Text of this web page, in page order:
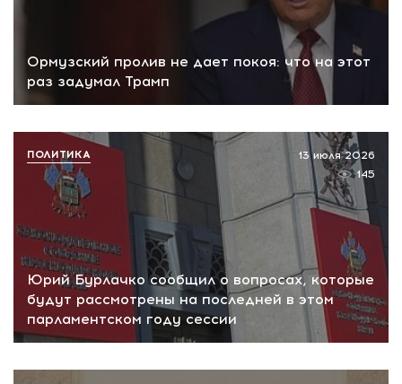
Ормузский пролив не дает покоя: что на этот
раз задумал Трамп
Юрий Бурлачко сообщил о вопросах, которые
будут рассмотрены на последней в этом
парламентском году сессии
13 июля 2026
145
ПОЛИТИКА